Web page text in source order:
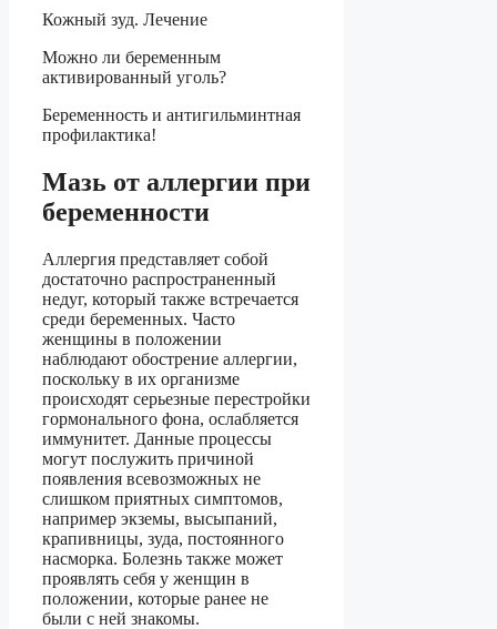
Кожный зуд. Лечение
Можно ли беременным
активированный уголь?
Беременность и антигильминтная
профилактика!
Мазь от аллергии при
беременности
Аллергия представляет собой
достаточно распространенный
недуг, который также встречается
среди беременных. Часто
женщины в положении
наблюдают обострение аллергии,
поскольку в их организме
происходят серьезные перестройки
гормонального фона, ослабляется
иммунитет. Данные процессы
могут послужить причиной
появления всевозможных не
слишком приятных симптомов,
например экземы, высыпаний,
крапивницы, зуда, постоянного
насморка. Болезнь также может
проявлять себя у женщин в
положении, которые ранее не
были с ней знакомы.